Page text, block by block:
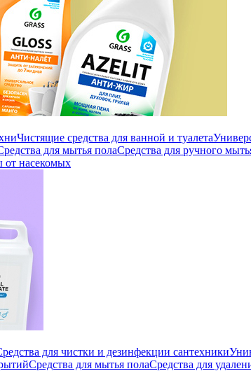
Чистящие средства для ванной и туалета
для мытья полаСредства для ручного
от насекомых
для чистки и дезинфекции сантехники
Средства для мытья полаСредства для